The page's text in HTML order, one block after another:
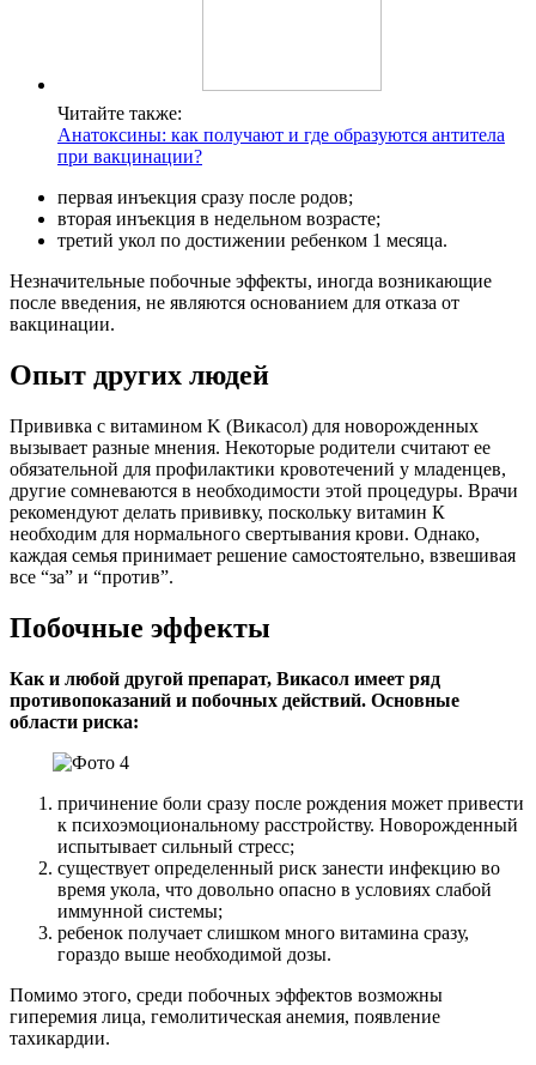
Читайте также:
Анатоксины: как получают и где образуются антитела
при вакцинации?
первая инъекция сразу после родов;
вторая инъекция в недельном возрасте;
третий укол по достижении ребенком 1 месяца.
Незначительные побочные эффекты, иногда возникающие
после введения, не являются основанием для отказа от
вакцинации.
Опыт других людей
Прививка с витамином K (Викасол) для новорожденных
вызывает разные мнения. Некоторые родители считают ее
обязательной для профилактики кровотечений у младенцев,
другие сомневаются в необходимости этой процедуры. Врачи
рекомендуют делать прививку, поскольку витамин К
необходим для нормального свертывания крови. Однако,
каждая семья принимает решение самостоятельно, взвешивая
все “за” и “против”.
Побочные эффекты
Как и любой другой препарат, Викасол имеет ряд
противопоказаний и побочных действий. Основные
области риска:
причинение боли сразу после рождения может привести
к психоэмоциональному расстройству. Новорожденный
испытывает сильный стресс;
существует определенный риск занести инфекцию во
время укола, что довольно опасно в условиях слабой
иммунной системы;
ребенок получает слишком много витамина сразу,
гораздо выше необходимой дозы.
Помимо этого, среди побочных эффектов возможны
гиперемия лица, гемолитическая анемия, появление
тахикардии.